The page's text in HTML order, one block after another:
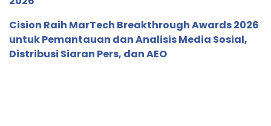
Cision Raih MarTech Breakthrough Awards 2026
untuk Pemantauan dan Analisis Media Sosial,
Distribusi Siaran Pers, dan AEO